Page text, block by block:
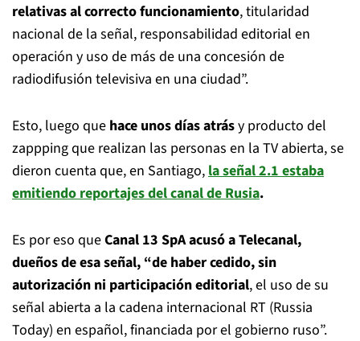
relativas al correcto funcionamiento, titularidad
nacional de la señal, responsabilidad editorial en
operación y uso de más de una concesión de
radiodifusión televisiva en una ciudad”.
Esto, luego que hace unos días atrásy producto del
zappping que realizan las personas en la TV abierta, se
dieron cuenta que, en Santiago,la señal 2.1 estaba
emitiendo reportajes del canal de Rusia.
Es por eso queCanal 13 SpA acusó a Telecanal,
dueños de esa señal, “de haber cedido, sin
autorización ni participación editorial, el uso de su
señal abierta a la cadena internacional RT (Russia
Today) en español, financiada por el gobierno ruso”.